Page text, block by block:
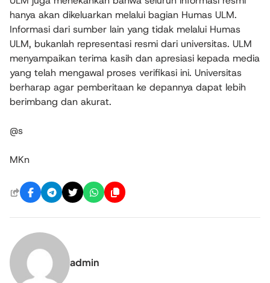
hanya akan dikeluarkan melalui bagian Humas ULM.
Informasi dari sumber lain yang tidak melalui Humas
ULM, bukanlah representasi resmi dari universitas. ULM
menyampaikan terima kasih dan apresiasi kepada media
yang telah mengawal proses verifikasi ini. Universitas
berharap agar pemberitaan ke depannya dapat lebih
berimbang dan akurat.
@s
MKn
admin